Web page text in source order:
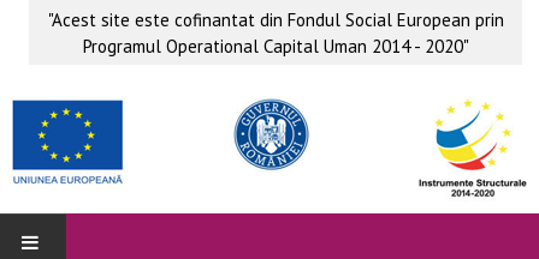
"Acest site este cofinantat din Fondul Social European prin
Programul Operational Capital Uman 2014 - 2020"